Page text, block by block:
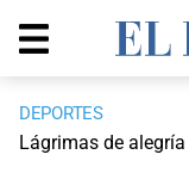
DEPORTES
Lágrimas de alegría